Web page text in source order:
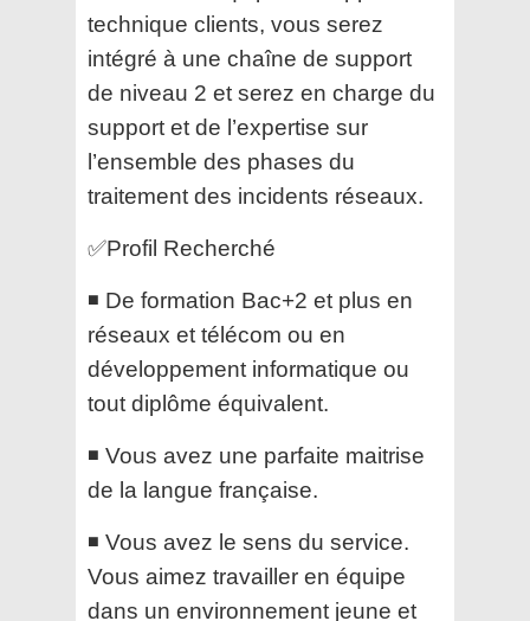
technique clients, vous serez
intégré à une chaîne de support
de niveau 2 et serez en charge du
support et de l’expertise sur
l’ensemble des phases du
traitement des incidents réseaux.
✅Profil Recherché
◾ De formation Bac+2 et plus en
réseaux et télécom ou en
développement informatique ou
tout diplôme équivalent.
◾ Vous avez une parfaite maitrise
de la langue française.
◾ Vous avez le sens du service.
Vous aimez travailler en équipe
dans un environnement jeune et